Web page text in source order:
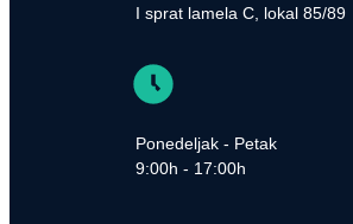
I sprat lamela C, lokal 85/89
Ponedeljak - Petak
9:00h - 17:00h